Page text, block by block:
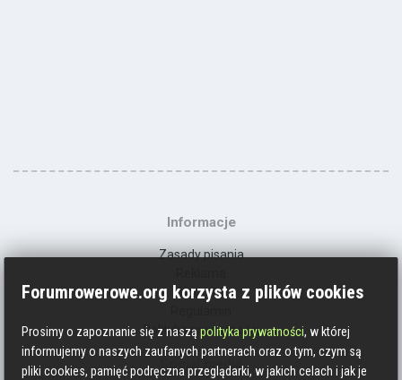
Informacje
Zasady pisania
Kontakt
Polityka prywatności
Social media
Forumrowerowe.org korzysta z plików cookies
Prosimy o zapoznanie się z nasząpolityka prywatności, w której
informujemy o naszych zaufanych partnerach oraz o tym, czym są
pliki cookies, pamięć podręczna przeglądarki, w jakich celach i jak je